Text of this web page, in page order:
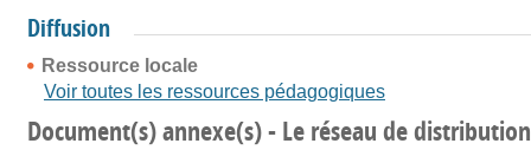
Diffusion
Ressource locale
Voir toutes les ressources pédagogiques
Document(s) annexe(s) - Le réseau de distribution